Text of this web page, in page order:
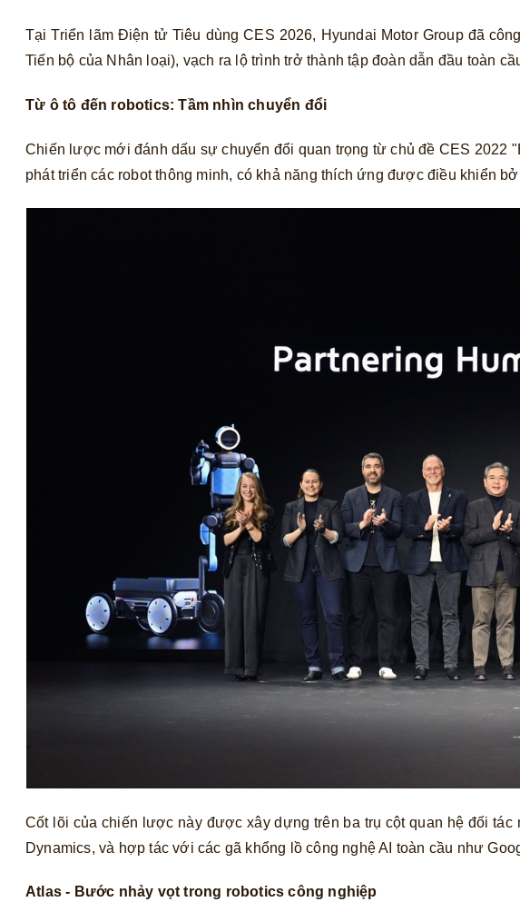
Tại Triển lãm Điện tử Tiêu dùng CES 2026, Hyundai Motor Group đã
Tiến bộ của Nhân loại), vạch ra lộ trình trở thành tập đoàn dẫn đầu toàn
Từ ô tô đến robotics: Tầm nhìn chuyển đổi
Chiến lược mới đánh dấu sự chuyển đổi quan trọng từ chủ đề CES 2022
phát triển các robot thông minh, có khả năng thích ứng được điều khiển
Cốt lõi của chiến lược này được xây dựng trên ba trụ cột quan hệ đối
Dynamics, và hợp tác với các gã khổng lồ công nghệ AI toàn cầu như
Atlas - Bước nhảy vọt trong robotics công nghiệp